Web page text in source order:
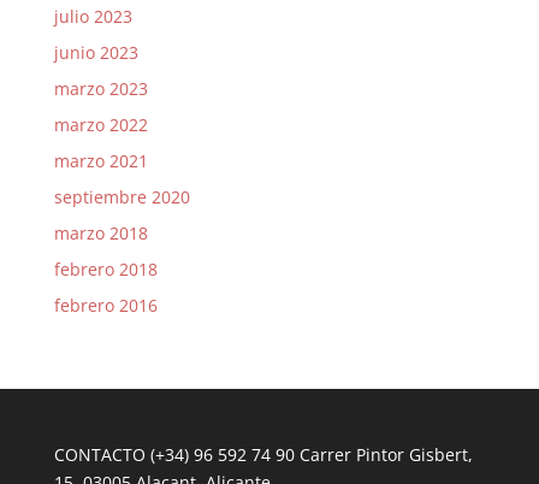
julio 2023
junio 2023
marzo 2023
marzo 2022
marzo 2021
septiembre 2020
marzo 2018
febrero 2018
febrero 2016
CONTACTO (+34) 96 592 74 90 Carrer Pintor Gisbert,